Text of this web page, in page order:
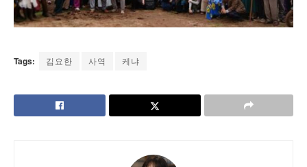
Tags: 김요한 사역 케냐